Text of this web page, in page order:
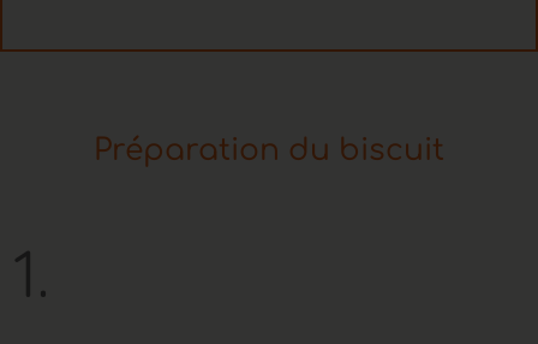
Préparation du biscuit
1.